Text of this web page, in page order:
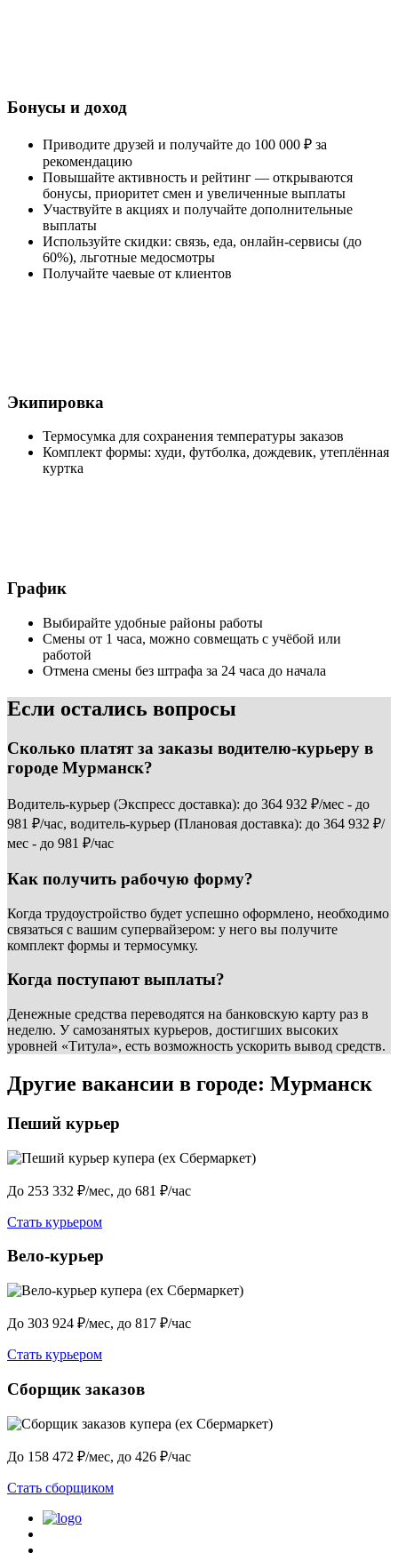
Бонусы и доход
Приводите друзей и получайте до 100 000 ₽ за
рекомендацию
Повышайте активность и рейтинг — открываются
бонусы, приоритет смен и увеличенные выплаты
Участвуйте в акциях и получайте дополнительные
выплаты
Используйте скидки: связь, еда, онлайн-сервисы (до
60%), льготные медосмотры
Получайте чаевые от клиентов
Экипировка
Термосумка для сохранения температуры заказов
Комплект формы: худи, футболка, дождевик, утеплённая
куртка
График
Выбирайте удобные районы работы
Смены от 1 часа, можно совмещать с учёбой или
работой
Отмена смены без штрафа за 24 часа до начала
Если остались вопросы
Сколько платят за заказы водителю-курьеру в
городе Мурманск?
Водитель-курьер (Экспресс доставка): до 364 932 ₽/мес - до
981 ₽/час, водитель-курьер (Плановая доставка): до 364 932 ₽/
мес - до 981 ₽/час
Как получить рабочую форму?
Когда трудоустройство будет успешно оформлено, необходимо
связаться с вашим супервайзером: у него вы получите
комплект формы и термосумку.
Когда поступают выплаты?
Денежные средства переводятся на банковскую карту раз в
неделю. У самозанятых курьеров, достигших высоких
уровней «Титула», есть возможность ускорить вывод средств.
Другие вакансии в городе: Мурманск
Пеший курьер
До 253 332 ₽/мес, до 681 ₽/час
Стать курьером
Вело-курьер
До 303 924 ₽/мес, до 817 ₽/час
Стать курьером
Сборщик заказов
До 158 472 ₽/мес, до 426 ₽/час
Стать сборщиком